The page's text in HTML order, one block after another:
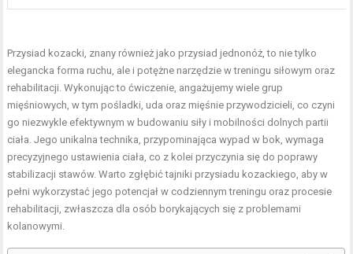
Przysiad kozacki, znany również jako przysiad jednonóż, to nie tylko
elegancka forma ruchu, ale i potężne narzędzie w treningu siłowym oraz
rehabilitacji. Wykonując to ćwiczenie, angażujemy wiele grup
mięśniowych, w tym pośladki, uda oraz mięśnie przywodzicieli , co czyni
go niezwykle efektywnym w budowaniu siły i mobilności dolnych partii
ciała. Jego unikalna technika, przypominająca wypad w bok, wymaga
precyzyjnego ustawienia ciała, co z kolei przyczynia się do poprawy
stabilizacji stawów. Warto zgłębić tajniki przysiadu kozackiego, aby w
pełni wykorzystać jego potencjał w codziennym treningu oraz procesie
rehabilitacji, zwłaszcza dla osób borykających się z problemami
kolanowymi.